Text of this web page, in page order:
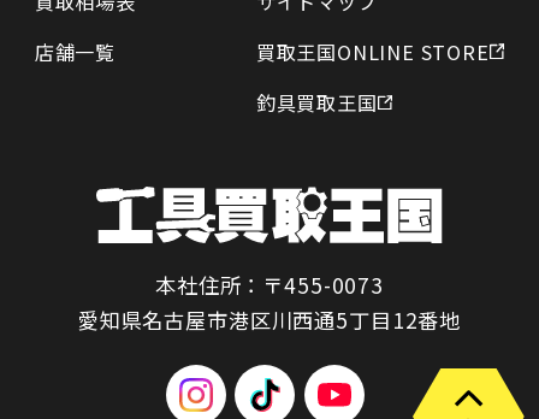
店舗一覧
買取王国ONLINE STORE
釣具買取王国
本社住所：〒455-0073
愛知県名古屋市港区川西通5丁目12番地